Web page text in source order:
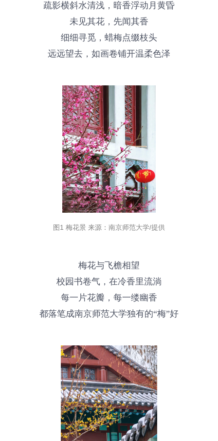
疏影横斜水清浅，暗香浮动月黄昏
未见其花，先闻其香
细细寻觅，蜡梅点缀枝头
远远望去，如画卷铺开温柔色泽
图1 梅花景 来源：南京师范大学/提供
梅花与飞檐相望
校园书卷气，在冷香里流淌
每一片花瓣，每一缕幽香
都落笔成南京师范大学独有的“梅”好